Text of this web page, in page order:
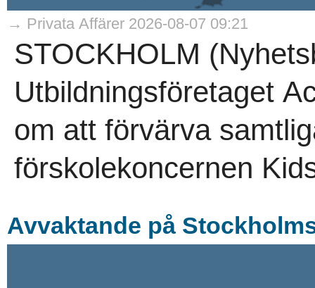
→ Privata Affärer 2026-08-07 09:21
STOCKHOLM
Utbildningsföretaget
om att förvärva
förskolekoncernen
Avvaktande på